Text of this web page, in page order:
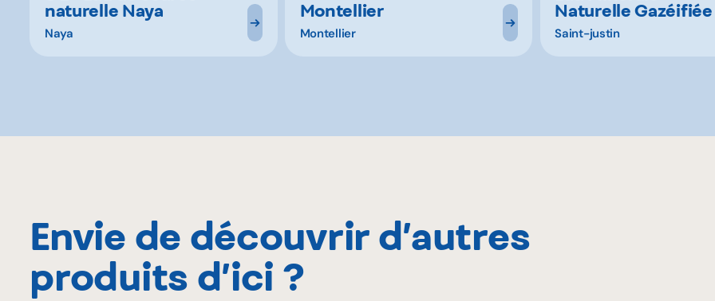
naturelle Naya
Naya
Montellier
Montellier
Naturelle Gazéifiée
Saint-justin
Envie de découvrir d’autres
produits d’ici ?